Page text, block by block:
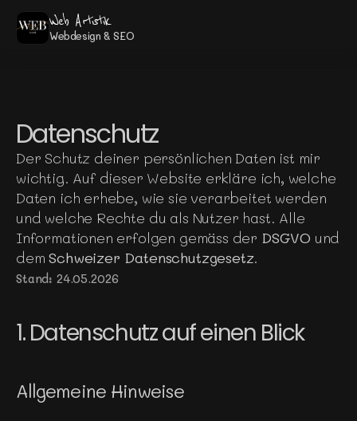
Web Artistik
Webdesign & SEO
Datenschutz
Der Schutz deiner persönlichen Daten ist mir
wichtig. Auf dieser Website erkläre ich, welche
Daten ich erhebe, wie sie verarbeitet werden
und welche Rechte du als Nutzer hast. Alle
Informationen erfolgen gemäss der DSGVO und
demSchweizer Datenschutzgesetz.
Stand: 24.05.2026
1. Datenschutz auf einen Blick
Allgemeine Hinweise